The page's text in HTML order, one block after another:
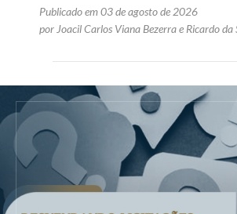
Publicado em 03 de agosto de 2026
por Joacil Carlos Viana Bezerrae Ricardo